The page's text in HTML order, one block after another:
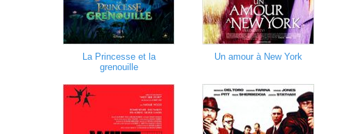
La Princesse et la
grenouille
Un amour à New York